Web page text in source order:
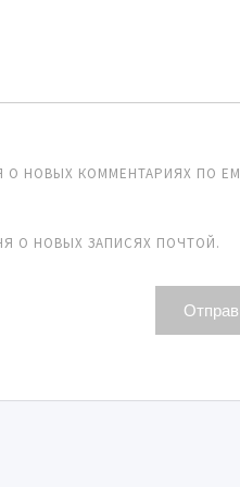
НОВЫХ КОММЕНТАРИЯХ ПО
О НОВЫХ ЗАПИСЯХ ПОЧТОЙ.